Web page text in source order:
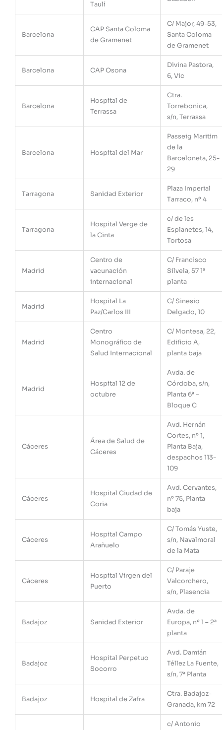
Taulí
Barcelona
CAP Santa Coloma
de Gramenet
C/ Major, 49-53,
Santa Coloma
de Gramenet
Barcelona CAP Osona
Divina Pastora,
6, Vic
Barcelona
Hospital de
Terrassa
Ctra.
Torrebonica,
s/n, Terrassa
Barcelona Hospital del Mar
Passeig Maritim
de la
Barceloneta, 25-
29
Tarragona Sanidad Exterior
Plaza Imperial
Tarraco, nº 4
Tarragona
Hospital Verge de
la Cinta
c/ de les
Esplanetes, 14,
Tortosa
Madrid
Centro de
vacunación
internacional
C/ Francisco
Silvela, 57 1ª
planta
Madrid
Hospital La
Paz/Carlos III
C/ Sinesio
Delgado, 10
Madrid
Centro
Monográfico de
Salud Internacional
C/ Montesa, 22,
Edificio A,
planta baja
Madrid
Hospital 12 de
octubre
Avda. de
Córdoba, s/n,
Planta 6ª –
Bloque C
Cáceres
Área de Salud de
Cáceres
Avd. Hernán
Cortes, nº 1,
Planta Baja,
despachos 113-
109
Cáceres
Hospital Ciudad de
Coria
Avd. Cervantes,
nº 75, Planta
baja
Cáceres
Hospital Campo
Arañuelo
C/ Tomás Yuste,
s/n, Navalmoral
de la Mata
Cáceres
Hospital Virgen del
Puerto
C/ Paraje
Valcorchero,
s/n, Plasencia
Badajoz Sanidad Exterior
Avda. de
Europa, nº 1 – 2ª
planta
Badajoz
Hospital Perpetuo
Socorro
Avd. Damián
Téllez La Fuente,
s/n, 7ª Planta
Badajoz Hospital de Zafra
Ctra. Badajoz-
Granada, km 72
c/ Antonio